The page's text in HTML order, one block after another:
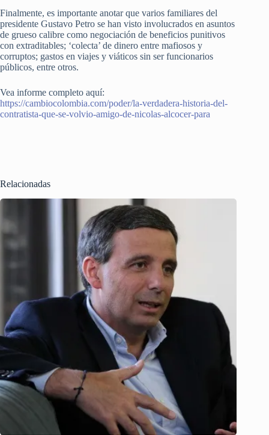
Finalmente, es importante anotar que varios familiares del
presidente Gustavo Petro se han visto involucrados en asuntos
de grueso calibre como negociación de beneficios punitivos
con extraditables; ‘colecta’ de dinero entre mafiosos y
corruptos; gastos en viajes y viáticos sin ser funcionarios
públicos, entre otros.
Vea informe completo aquí:
https://cambiocolombia.com/poder/la-verdadera-historia-del-
contratista-que-se-volvio-amigo-de-nicolas-alcocer-para
Relacionadas